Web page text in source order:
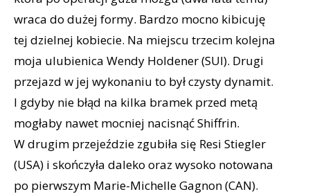
wraca do dużej formy. Bardzo mocno kibicuję
tej dzielnej kobiecie. Na miejscu trzecim kolejna
moja ulubienica Wendy Holdener (SUI). Drugi
przejazd w jej wykonaniu to był czysty dynamit.
I gdyby nie błąd na kilka bramek przed metą
mogłaby nawet mocniej nacisnąć Shiffrin.
W drugim przejeździe zgubiła się Resi Stiegler
(USA) i skończyła daleko oraz wysoko notowana
po pierwszym Marie-Michelle Gagnon (CAN).